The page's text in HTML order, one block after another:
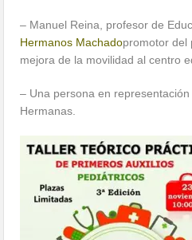
– Manuel Reina, profesor de
Hermanos Machadopromotor del
mejora de la movilidad al centro
– Una persona en
Hermanas.